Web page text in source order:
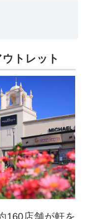
トレット
160店舗が軒を